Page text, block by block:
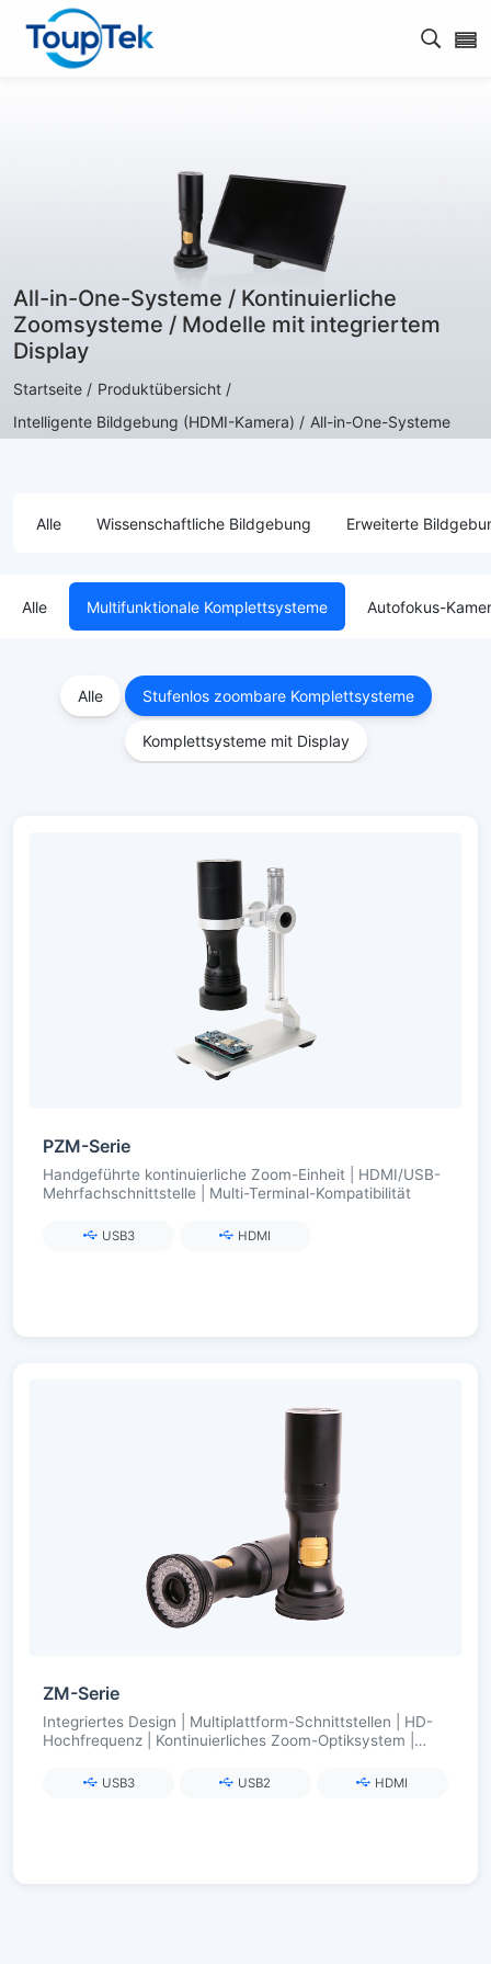
Open
All-in-One-Systeme / Kontinuierliche
Zoomsysteme / Modelle mit integriertem
Display
Startseite / Produktübersicht /
Intelligente Bildgebung (HDMI-Kamera) / All-in-One-Systeme
Alle Wissenschaftliche Bildgebung Erweiterte
Alle Multifunktionale Komplettsysteme Autofokus-
Alle Stufenlos zoombare Komplettsysteme
Komplettsysteme mit Display
PZM-Serie
Handgeführte kontinuierliche Zoom-Einheit | HDMI/USB-
Mehrfachschnittstelle | Multi-Terminal-Kompatibilität
USB3 HDMI
ZM-Serie
Integriertes Design | Multiplattform-Schnittstellen | HD-
Hochfrequenz | Kontinuierliches Zoom-Optiksystem |
USB3 USB2 HDMI